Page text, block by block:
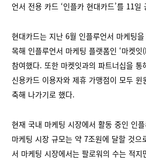
언서 전용 카드 ‘인플카 현대카드’를 11일
현대카드는 지난 6월 인플루언서 마케팅
목해 인플루언서 마케팅 플랫폼인 ‘마켓
참여했다. 또한 마켓잇과의 파트너십을
신용카드 이용자와 제휴 가맹점이 모두
축해 나가기로 했다.
현재 국내 마케팅 시장에서 활동 중인 인
마케팅 시장 규모는 약 7조원에 달할 것
서 마케팅 시장에서는 팔로워의 수는 적